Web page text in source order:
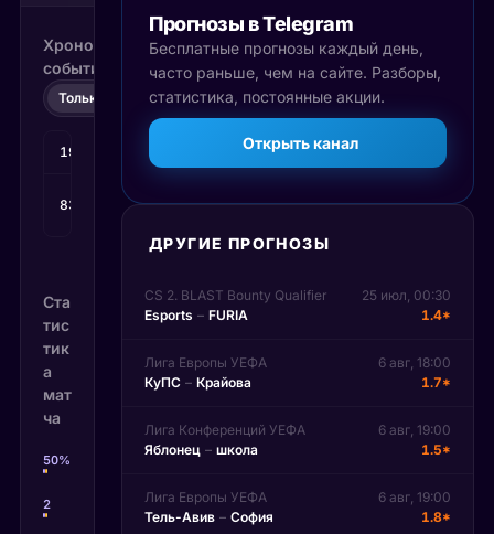
Хронология
событий
Только счёт Все события
19' : Исаев
83'
Гол
Гилязетдинов
2:0
Ста
тис
тик
а
мат
ча
50% Владение мячом
Всего ударовУдары в створ
2 Желтые карточки
Красные карточки
1
Прогнозы в Telegram
Бесплатные прогнозы каждый день,
часто раньше, чем на сайте. Разборы,
статистика, постоянные акции.
Открыть канал
ДРУГИЕ ПРОГНОЗЫ
CS 2. BLAST Bounty Qualifier
25 июл, 00:30
Esports – FURIA 1.4*
Лига Европы УЕФА
6 авг, 18:00
КуПС – Крайова 1.7*
Лига Конференций УЕФА
6 авг, 19:00
Яблонец – школа 1.5*
Лига Европы УЕФА
6 авг, 19:00
Тель-Авив – София 1.8*